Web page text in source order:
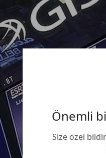
Önemli
Size özel